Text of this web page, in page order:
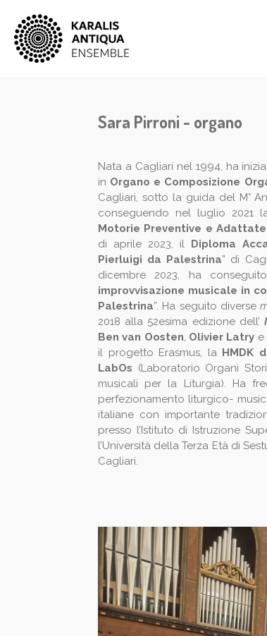
contenuto
principale
Sara Pirroni - organo
Nata a Cagliari nel 1994, ha
in Organo e Composizione
Cagliari, sotto la guida del M°
conseguendo nel luglio 2021
Motorie Preventive e
di aprile 2023, il Diploma
Pierluigi da Palestrina” di
dicembre 2023, ha
improvvisazione musicale in
Palestrina”. Ha seguito diverse
2018 alla 52esima edizione dell’
Ben van Oosten Olivier Latry e
il progetto Erasmus, la HMDK
LabOs (Laboratorio Organi
musicali per la Liturgia). Ha
perfezionamento liturgico-
italiane con importante
presso l’Istituto di Istruzione
l’Università della Terza Età di
Cagliari.